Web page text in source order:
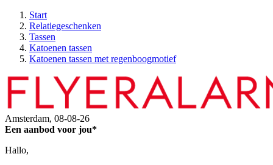
Start
Relatiegeschenken
Tassen
Katoenen tassen
Katoenen tassen met regenboogmotief
Amsterdam, 08-08-26
Een aanbod voor jou*
Hallo,